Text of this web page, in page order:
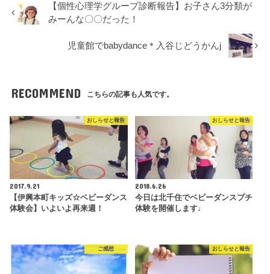
【個性心理学グループ診断報告】お子さん3分類が
みーんな〇〇だった！
児童館でbabydance＊入谷じどうかんj
RECOMMEND こちらの記事も人気です。
おしらせと報告
2017.9.21
【伊興本町キッズ☆ベビーダンス
体験会】いよいよ再来週！
おしらせと報告
2018.6.26
今日は北千住でベビーダンスプチ
体験を開催します♩
ご感想 おしらせと報告